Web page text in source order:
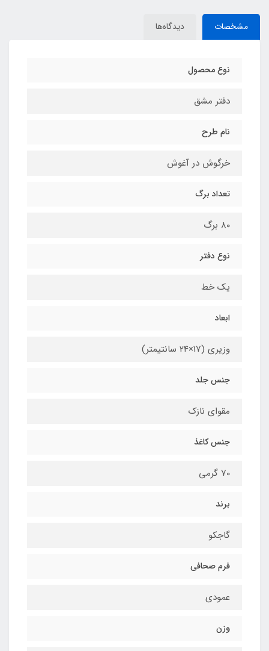
مشخصات دیدگاه‌ها
نوع محصول
دفتر مشق
نام طرح
خرگوش در آغوش
تعداد برگ
۸۰ برگ
نوع دفتر
یک خط
ابعاد
وزیری (17×24 سانتیمتر)
جنس جلد
مقوای نازک
جنس کاغذ
70 گرمی
برند
گاجکو
فرم صحافی
عمودی
وزن